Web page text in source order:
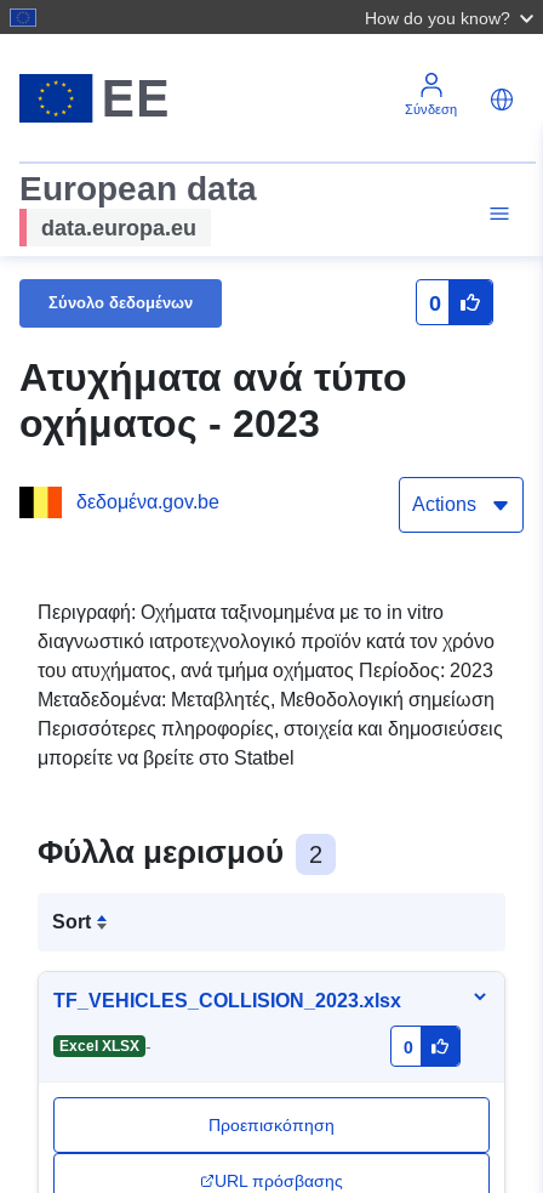
How do you know?
Σύνδεση
European data
data.europa.eu
Σύνολο δεδομένων 0
Ατυχήματα ανά τύπο
οχήματος - 2023
δεδομένα.gov.be Actions
Περιγραφή: Οχήματα ταξινομημένα με το in vitro
διαγνωστικό ιατροτεχνολογικό προϊόν κατά τον χρόνο
του ατυχήματος, ανά τμήμα οχήματος Περίοδος: 2023
Μεταδεδομένα: Μεταβλητές, Μεθοδολογική σημείωση
Περισσότερες πληροφορίες, στοιχεία και δημοσιεύσεις
μπορείτε να βρείτε στο Statbel
Φύλλα μερισμού 2
Sort
TF_VEHICLES_COLLISION_2023.xlsx
Excel XLSX - 0
Προεπισκόπηση
URL πρόσβασης